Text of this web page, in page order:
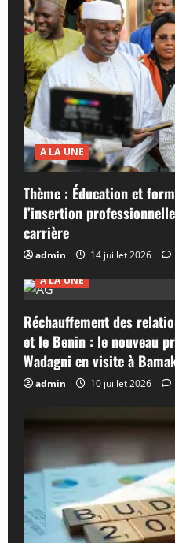
A LA UNE
Thème : Éducation et
l’insertion
carrière
admin 14 juillet 2026
A LA UNE
Réchauffement des
et le Benin : le nouveau
Wadagni en visite à
admin 10 juillet 2026